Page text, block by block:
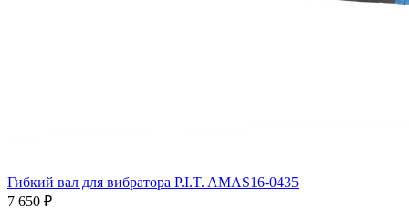
Гибкий вал для вибратора P.I.T. AMAS16-0435
7 650 ₽